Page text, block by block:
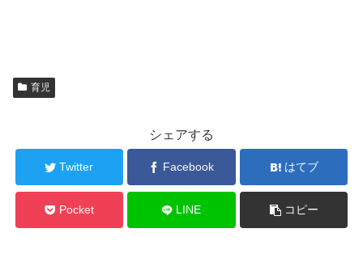
育児
シェアする
Twitter Facebook はてブ
Pocket LINE コピー